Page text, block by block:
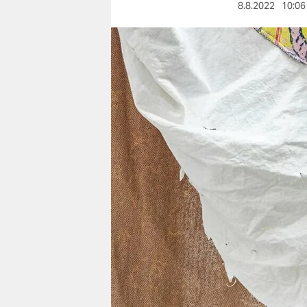
nord
wahrheit
verlag
verlag
veranstaltungen
shop
fragen & hilfe
unterstützen
abo
genossenschaft
8.8.2022